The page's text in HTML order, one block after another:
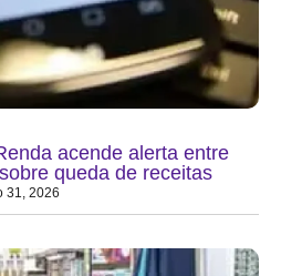
acende alerta entre
queda de receitas
31, 2026